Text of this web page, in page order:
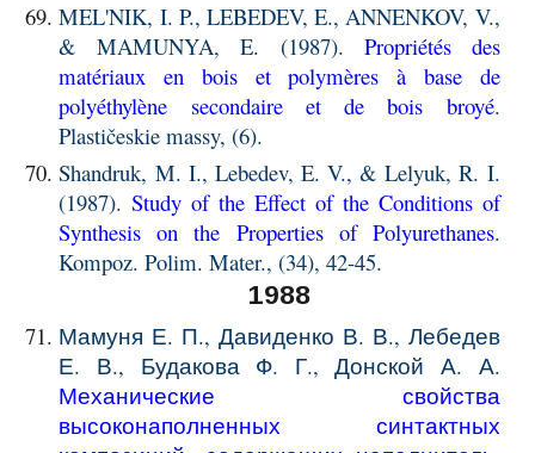
MEL'NIK, I. P., LEBEDEV, E., ANNENKOV, V.,
& MAMUNYA, E. (1987).
Propriétés des
matériaux en bois et polymères à base de
polyéthylène secondaire et de bois broyé.
Plastičeskie massy, (6).
Shandruk, M. I., Lebedev, E. V., & Lelyuk, R. I.
(1987).Study of the Effect of the Conditions of
Synthesis on the Properties of Polyurethanes.
Kompoz. Polim. Mater., (34), 42-45.
1988
Мамуня Е. П., Давиденко В. В., Лебедев
Е. В., Будакова Ф. Г., Донской А. А.
Механические свойства
высоконаполненных синтактных